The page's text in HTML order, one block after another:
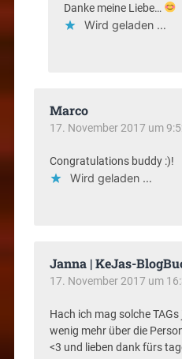
Danke meine Liebe…
Wird geladen …
Marco
17. November 2017 um
Congratulations buddy :)!
Wird geladen …
Janna | KeJas-
17. November 2017 um
Hach ich mag solche
wenig mehr über die
<3 und lieben dank fürs